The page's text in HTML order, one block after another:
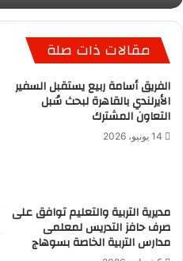
مقالات ذات صلة
الفريق أسامة ربيع يستقبل السفير
الأيرلندي بالقاهرة لبحث سُبل
التعاون المشترك
14 يونيو، 2026
مديرية التربية والتعليم توافق على
صرف حافز التدريس لمعلمى
مدارس التربية الخاصة بسوهاج